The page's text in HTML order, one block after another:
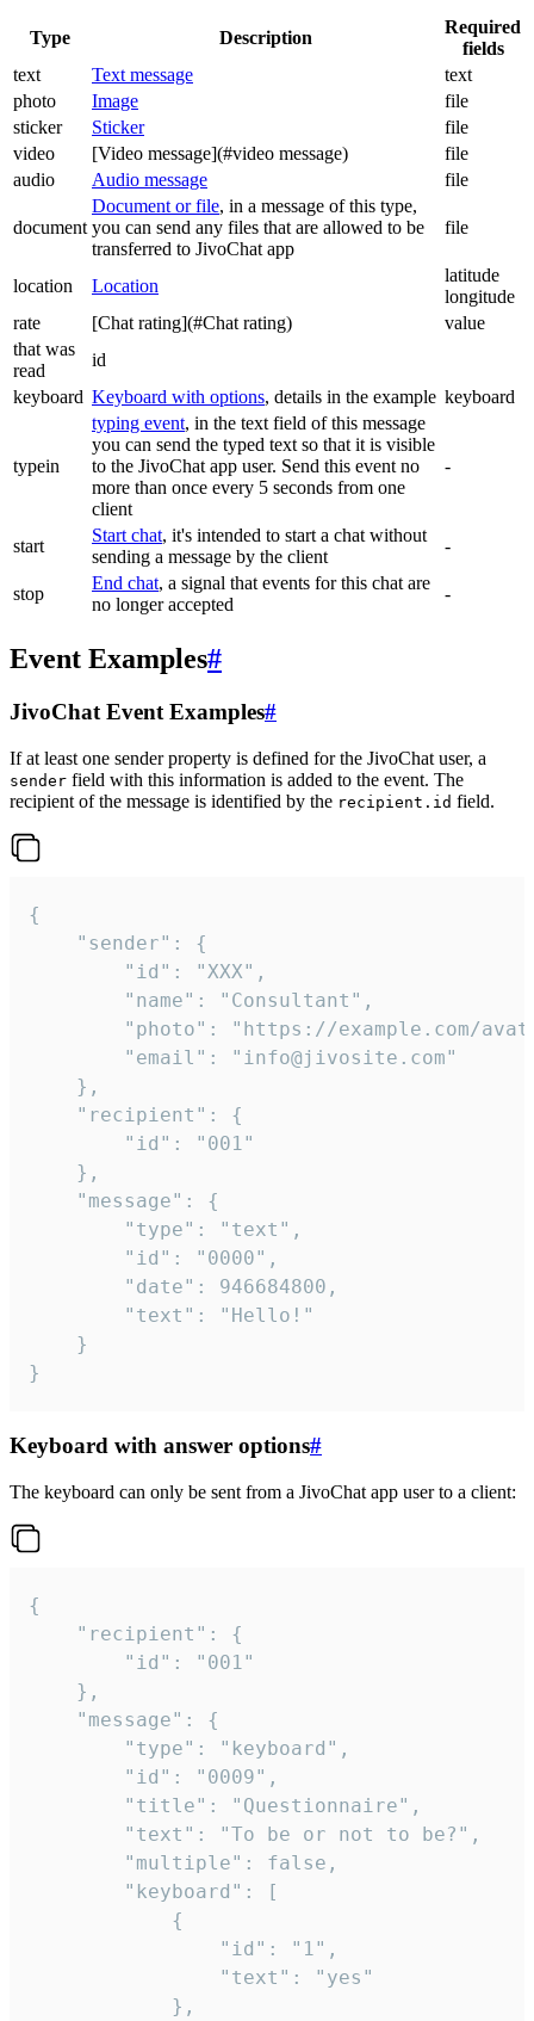
Type Description
Required
fields
text
Text message
text
photo
Image
file
sticker
Sticker
file
video
[Video message](#video message)
file
audio
Audio message file
document
Document or file, in a message of this type,
you can send any files that are allowed to be
transferred to JivoChat app
file
location Location
latitude
longitude
rate
[Chat rating](#Chat rating)
value
that was
read
id
keyboard Keyboard with options, details in the example keyboard
typein
typing event, in the text field of this message
you can send the typed text so that it is visible
to the JivoChat app user. Send this event no
more than once every 5 seconds from one
client
-
start
Start chat, it's intended to start a chat without
sending a message by the client
-
stop
End chat, a signal that events for this chat are
no longer accepted
-
Event Examples#
JivoChat Event Examples#
If at least one sender property is defined for the JivoChat user, a
sender field with this information is added to the event. The
recipient of the message is identified by the recipient.id field.
{
}
Keyboard with answer options#
The keyboard can only be sent from a JivoChat app user to a client:
{